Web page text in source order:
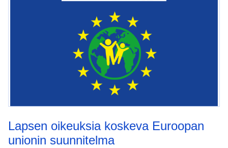
Lapsen oikeuksia koskeva Euroopan
unionin suunnitelma